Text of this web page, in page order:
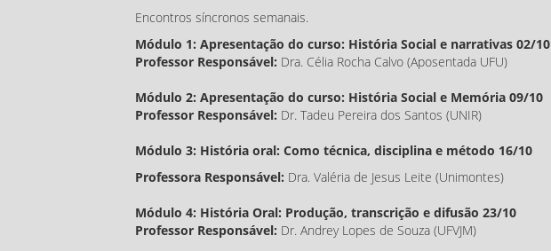
Encontros síncronos semanais.
Módulo 1: Apresentação do curso: História Social e narrativas 02/10
Professor Responsável: Dra. Célia Rocha Calvo (Aposentada UFU)
Módulo 2: Apresentação do curso: História Social e Memória 09/10
Professor Responsável: Dr. Tadeu Pereira dos Santos (UNIR)
Módulo 3: História oral: Como técnica, disciplina e método 16/10
Professora Responsável: Dra. Valéria de Jesus Leite (Unimontes)
Módulo 4: História Oral: Produção, transcrição e difusão 23/10
Professor Responsável: Dr. Andrey Lopes de Souza (UFVJM)